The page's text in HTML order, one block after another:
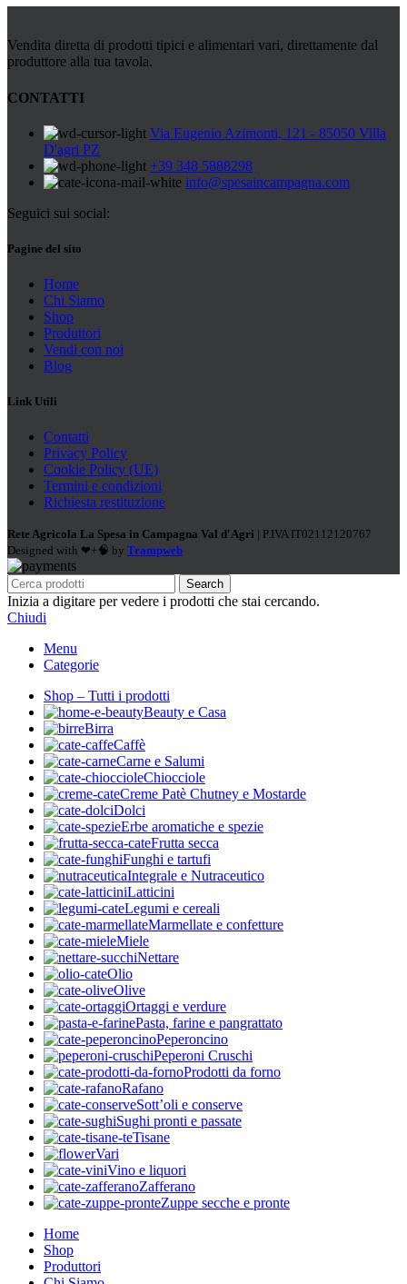
Vendita diretta di prodotti tipici e alimentari vari, direttamente dal
produttore alla tua tavola.
CONTATTI
Via Eugenio Azimonti, 121 - 85050 Villa
D'agri PZ
+39 348 5888298
info@spesaincampagna.com
Seguici sui social:
Pagine del sito
Home
Chi Siamo
Shop
Produttori
Vendi con noi
Blog
Link Utili
Contatti
Privacy Policy
Cookie Policy (UE)
Termini e condizioni
Richiesta restituzione
Rete Agricola La Spesa in Campagna Val d'Agri | P.IVA IT02112120767
Designed with ❤+🧠 by Trampweb
Search
Inizia a digitare per vedere i prodotti che stai cercando.
Chiudi
Menu
Categorie
Shop – Tutti i prodotti
Beauty e Casa
Birra
Caffè
Carne e Salumi
Chiocciole
Creme Patè Chutney e Mostarde
Dolci
Erbe aromatiche e spezie
Frutta secca
Funghi e tartufi
Integrale e Nutraceutico
Latticini
Legumi e cereali
Marmellate e confetture
Miele
Nettare
Olio
Olive
Ortaggi e verdure
Pasta, farine e pangrattato
Peperoncino
Peperoni Cruschi
Prodotti da forno
Rafano
Sott’oli e conserve
Sughi pronti e passate
Tisane
Vari
Vino e liquori
Zafferano
Zuppe secche e pronte
Home
Shop
Produttori